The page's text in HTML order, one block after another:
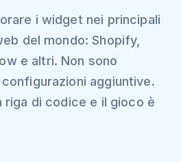
i widget nei principali
del mondo: Shopify,
e altri. Non sono
aggiuntive.
riga di codice e il gioco è